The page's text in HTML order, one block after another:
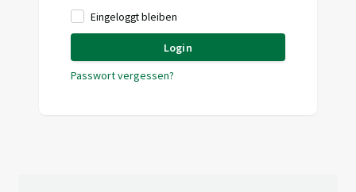
Eingeloggt bleiben
Login
Passwort vergessen?